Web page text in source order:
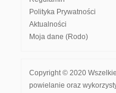
Polityka Prywatności
Aktualności
Moja dane (Rodo)
Copyright © 2020
powielanie oraz